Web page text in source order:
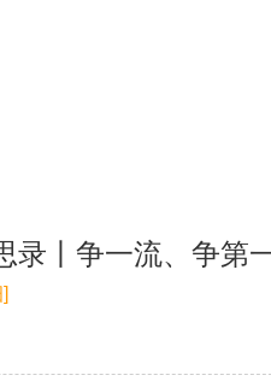
录丨争一流、争第